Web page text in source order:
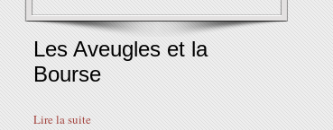
Les Aveugles et la
Bourse
Lire la suite